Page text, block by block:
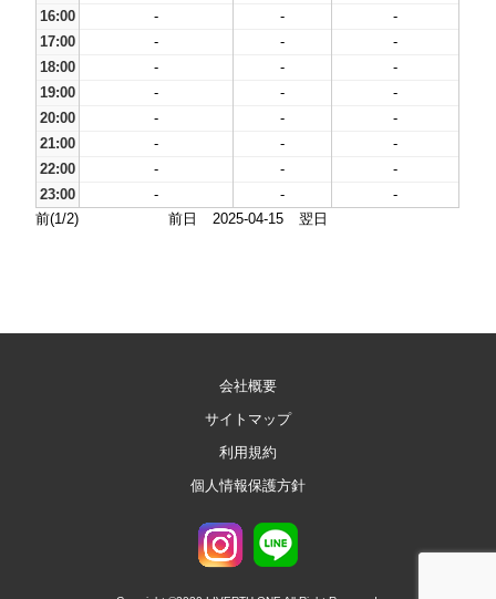
16:00
- -
-
17:00
- -
-
18:00
- -
-
19:00
- -
-
20:00
- -
-
21:00
- -
-
22:00
- -
-
23:00
- -
-
前(1/2)
前日 2025-04-15 翌日
会社概要
サイトマップ
利用規約
個人情報保護方針